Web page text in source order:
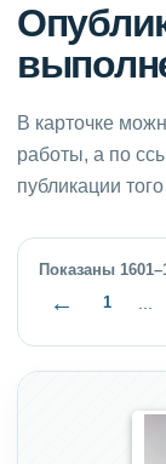
В карточке
работы, а по
публикации
Показаны
← 1